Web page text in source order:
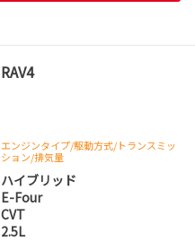
RAV4
エンジンタイプ/駆動方式/トランスミッ
ション/排気量
ハイブリッド
E-Four
CVT
2.5L